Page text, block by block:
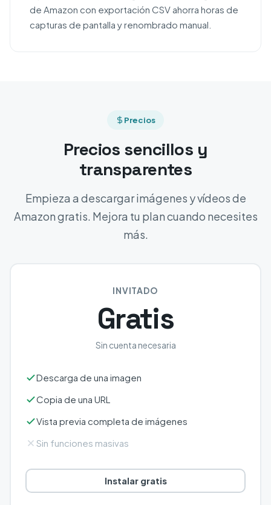
de Amazon con exportación CSV ahorra horas de
capturas de pantalla y renombrado manual.
Precios
Precios sencillos y
transparentes
Empieza a descargar imágenes y vídeos de
Amazon gratis. Mejora tu plan cuando necesites
más.
INVITADO
Gratis
Sin cuenta necesaria
Descarga de una imagen
Copia de una URL
Vista previa completa de imágenes
Sin funciones masivas
Instalar gratis